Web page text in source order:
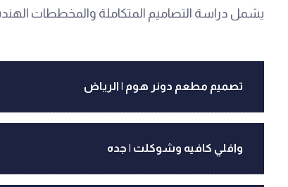
يشمل دراسة التصاميم المتكاملة والمخططات
تصميم مطعم دونر هوم | الرياض
وافلي كافيه وشوكلت | جده